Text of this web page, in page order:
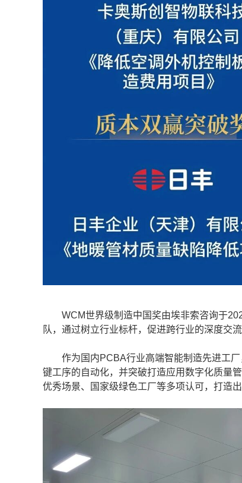
WCM世界级制造中国奖由埃非索咨询于
队，通过树立行业标杆，促进跨行业的深度交
作为国内PCBA行业高端智能制造先进工厂
键工序的自动化，并突破打造应用数字化质量
优秀场景、国家级绿色工厂等多项认可，打造